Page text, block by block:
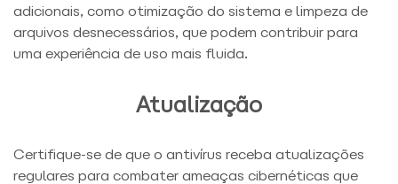
adicionais, como otimização do sistema e limpeza de
arquivos desnecessários, que podem contribuir para
uma experiência de uso mais fluida.
Atualização
Certifique-se de que o antivírus receba atualizações
regulares para combater ameaças cibernéticas que